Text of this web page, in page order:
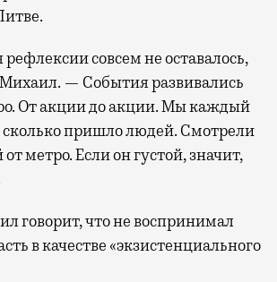
совсем не оставалось,
— События развивались
От акции до акции. Мы каждый
сколько пришло людей. Смотрели
метро. Если он густой, значит,
говорит, что не воспринимал
в качестве «экзистенциального